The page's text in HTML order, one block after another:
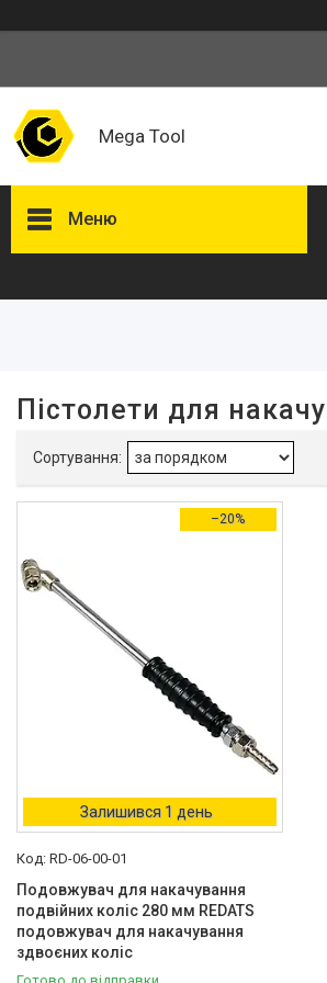
Mega Tool
Меню
Польща 1
Наявність
Діаметр вхідного штуцера
Виробник
REDATS 1
гидравлический
Енергозабезпечення
Будівельна техніка та
обладнання
Пістолети для
–20%
Залишився 1 день
RD-06-00-01
Подовжувач для накачування
подвійних коліс 280 мм REDATS
подовжувач для накачування
здвоєних коліс